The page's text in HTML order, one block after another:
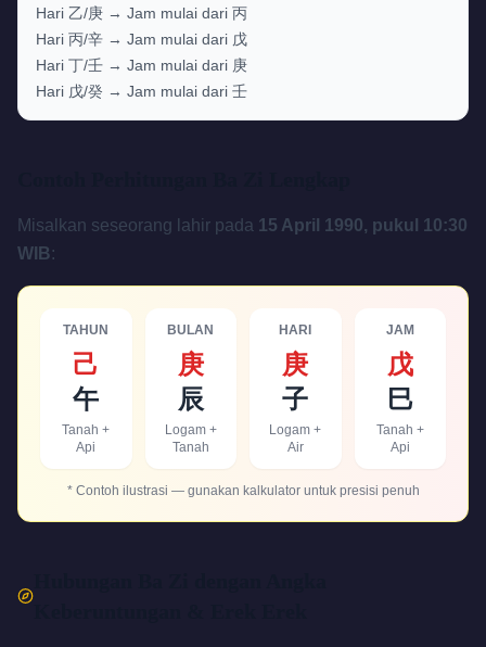
Hari 乙/庚 → Jam mulai dari 丙
Hari 丙/辛 → Jam mulai dari 戊
Hari 丁/壬 → Jam mulai dari 庚
Hari 戊/癸 → Jam mulai dari 壬
Misalkan seseorang lahir pada 15 April 1990, pukul 10:30
WIB:
TAHUN
己
午
Tanah +
Api
BULAN
庚
辰
Logam +
Tanah
HARI
庚
子
Logam +
Air
JAM
戊
巳
Tanah +
Api
* Contoh ilustrasi — gunakan kalkulator untuk presisi penuh